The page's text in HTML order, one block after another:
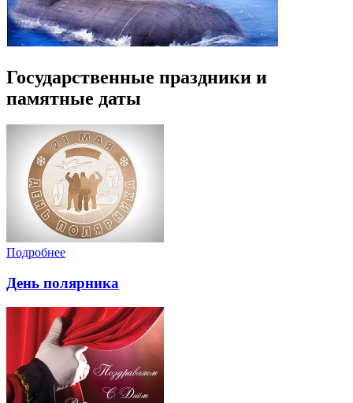
Государственные праздники и
памятные даты
Подробнее
День полярника